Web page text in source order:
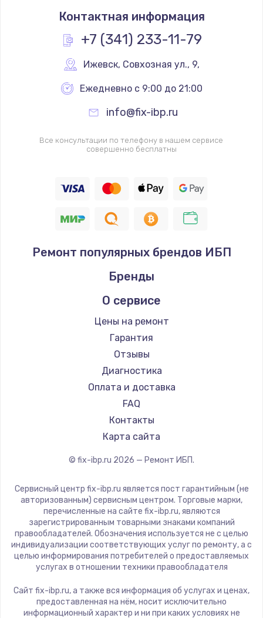
Контактная информация
+7 (341) 233-11-79
Ижевск, Совхозная ул., 9,
Ежедневно с 9:00 до 21:00
info@fix-ibp.ru
Все консультации по телефону в нашем сервисе
совершенно бесплатны
Ремонт популярных брендов ИБП
Бренды
О сервисе
Цены на ремонт
Гарантия
Отзывы
Диагностика
Оплата и доставка
FAQ
Контакты
Карта сайта
© fix-ibp.ru 2026 — Ремонт ИБП.
Сервисный центр fix-ibp.ru является пост гарантийным (не
авторизованным) сервисным центром. Торговые марки,
перечисленные на сайте fix-ibp.ru, являются
зарегистрированным товарными знаками компаний
правообладателей. Обозначения используется не с целью
индивидуализации соответствующих услуг по ремонту, а с
целью информирования потребителей о предоставляемых
услугах в отношении техники правообладателя
Сайт fix-ibp.ru, а также вся информация об услугах и ценах,
предоставленная на нём, носит исключительно
информационный характер и ни при каких условиях не